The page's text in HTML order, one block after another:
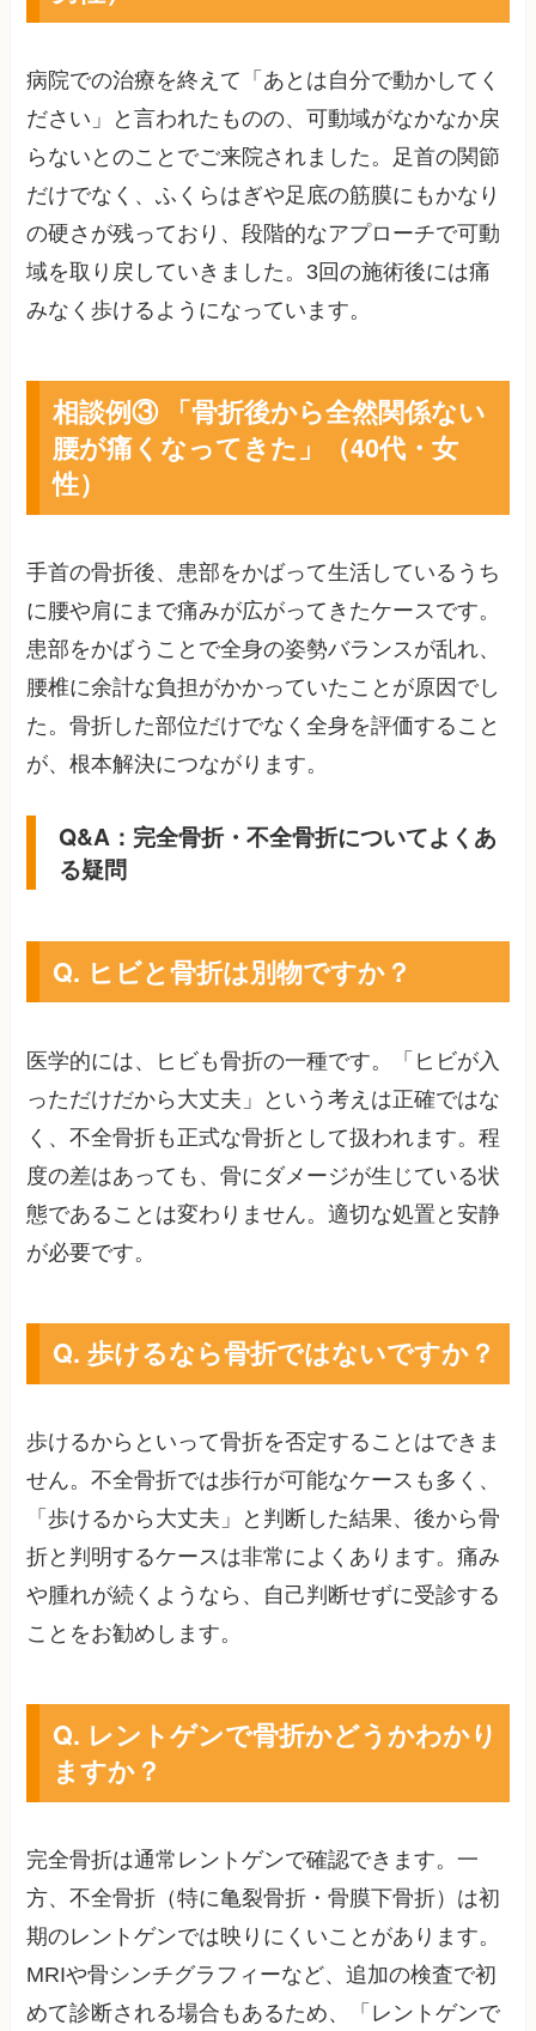
病院での治療を終えて「あとは自分で動かしてく
ださい」と言われたものの、可動域がなかなか戻
らないとのことでご来院されました。足首の関節
だけでなく、ふくらはぎや足底の筋膜にもかなり
の硬さが残っており、段階的なアプローチで可動
域を取り戻していきました。3回の施術後には痛
みなく歩けるようになっています。
相談例③ 「骨折後から全然関係ない
腰が痛くなってきた」（40代・女
性）
手首の骨折後、患部をかばって生活しているうち
に腰や肩にまで痛みが広がってきたケースです。
患部をかばうことで全身の姿勢バランスが乱れ、
腰椎に余計な負担がかかっていたことが原因でし
た。骨折した部位だけでなく全身を評価すること
が、根本解決につながります。
Q&A：完全骨折・不全骨折についてよくあ
る疑問
Q. ヒビと骨折は別物ですか？
医学的には、ヒビも骨折の一種です。「ヒビが入
っただけだから大丈夫」という考えは正確ではな
く、不全骨折も正式な骨折として扱われます。程
度の差はあっても、骨にダメージが生じている状
態であることは変わりません。適切な処置と安静
が必要です。
Q. 歩けるなら骨折ではないですか？
歩けるからといって骨折を否定することはできま
せん。不全骨折では歩行が可能なケースも多く、
「歩けるから大丈夫」と判断した結果、後から骨
折と判明するケースは非常によくあります。痛み
や腫れが続くようなら、自己判断せずに受診する
ことをお勧めします。
Q. レントゲンで骨折かどうかわかり
ますか？
完全骨折は通常レントゲンで確認できます。一
方、不全骨折（特に亀裂骨折・骨膜下骨折）は初
期のレントゲンでは映りにくいことがあります。
MRIや骨シンチグラフィーなど、追加の検査で初
めて診断される場合もあるため、「レントゲンで